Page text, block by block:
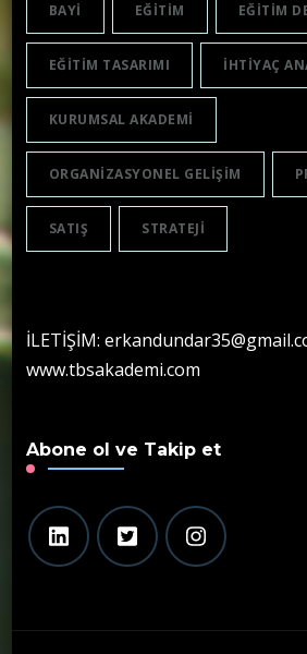
BAYI EĞITIM EĞITIM
EĞITIM TASARIMI IHTIYAÇ
KURUMSAL AKADEMI
ORGANIZASYONEL GELIŞIM
SATIŞ STRATEJI
İLETİŞİM:
www.tbsakademi.com
Abone ol ve Takip et